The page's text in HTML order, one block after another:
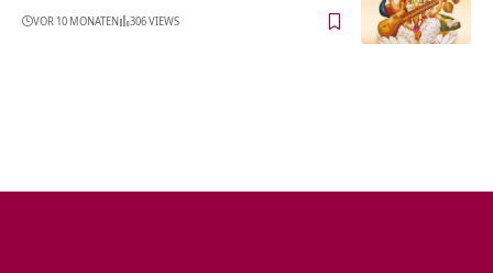
VOR 10 MONATEN 306 VIEWS